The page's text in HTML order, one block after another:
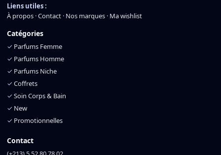
Liens utiles :
À propos ·Contact · Nos marques · Ma wishlist
Catégories
✓ Parfums Femme
✓ Parfums Homme
✓ Parfums Niche
✓ Coffrets
✓ Soin Corps & Bain
✓ New
✓ Promotionnelles
Contact